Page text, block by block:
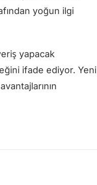
yoğun ilgi
yapacak
ifade ediyor. Yeni